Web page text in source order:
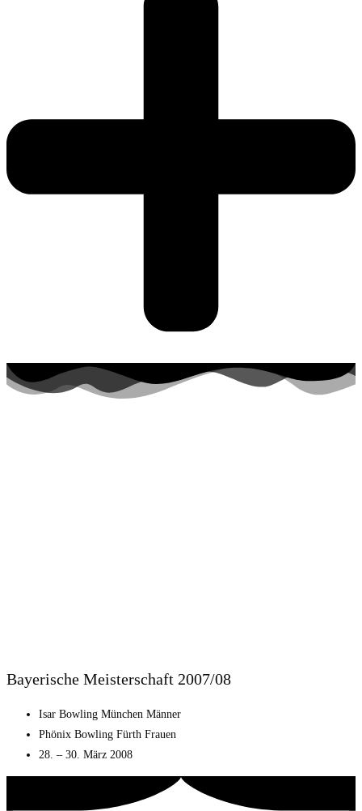
Bayerische Meisterschaft 2007/08
Isar Bowling München Männer
Phönix Bowling Fürth Frauen
28. – 30. März 2008